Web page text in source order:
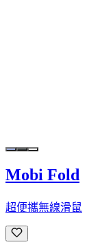
Mobi Fold
超便攜無線滑鼠